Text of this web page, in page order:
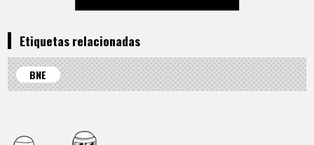
Etiquetas relacionadas
BNE